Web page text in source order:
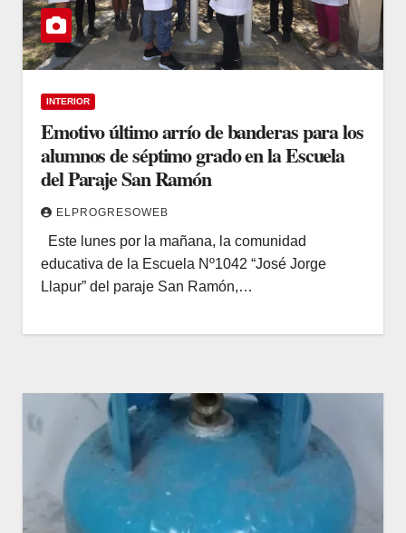
INTERIOR
Emotivo último arrío de banderas para los
alumnos de séptimo grado en la Escuela
del Paraje San Ramón
ELPROGRESOWEB
Este lunes por la mañana, la comunidad
educativa de la Escuela Nº1042 “José Jorge
Llapur” del paraje San Ramón,…